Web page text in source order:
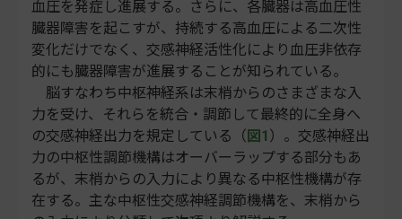
血圧を発症し進展する。さらに、各臓器は高血圧性
臓器障害を起こすが、持続する高血圧による二次性
変化だけでなく、交感神経活性化により血圧非依存
的にも臓器障害が進展することが知られている。
脳すなわち中枢神経系は末梢からのさまざまな入
力を受け、それらを統合・調節して最終的に全身へ
の交感神経出力を規定している（ 図1 ）。交感神経出
力の中枢性調節機構はオーバーラップする部分もあ
るが、末梢からの入力により異なる中枢性機構が存
在する。主な中枢性交感神経調節機構を、末梢から